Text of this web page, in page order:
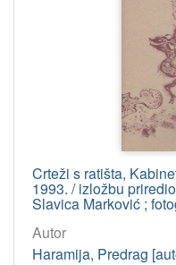
Crteži s ratišta,
1993. / izložbu
Slavica Marković ;
Autor
Haramija, Predrag